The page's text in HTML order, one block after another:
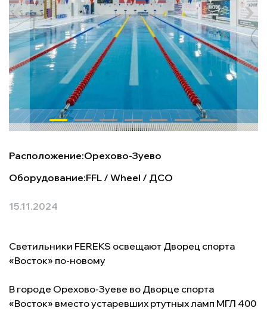
Расположение:Орехово-Зуево
Оборудование:FFL / Wheel / ДСО
15.11.2024
Светильники FEREKS освещают Дворец спорта
«Восток» по-новому
В городе Орехово-Зуеве во Дворце спорта
«Восток» вместо устаревших ртутных ламп МГЛ 400